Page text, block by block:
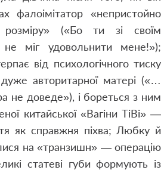
фалоімітатор «непристойно
розміру» («Бо ти зі своїм
міг удовольнити мене!»);
від психологічного тиску
авторитарної матері («…
не доведе»), і бореться з ним
китайської «Вагіни ТіВі» —
як справжня піхва; Любку й
на «транзишн» — операцію
статеві губи формують із